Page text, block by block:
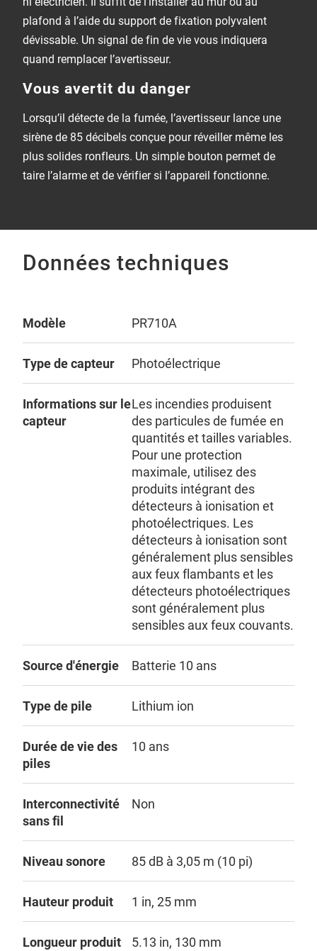
plafond à l’aide du support de fixation polyvalent
dévissable. Un signal de fin de vie vous indiquera
quand remplacer l’avertisseur.
Vous avertit du danger
Lorsqu’il détecte de la fumée, l’avertisseur lance une
sirène de 85 décibels conçue pour réveiller même les
plus solides ronfleurs. Un simple bouton permet de
taire l’alarme et de vérifier si l’appareil fonctionne.
Données techniques
Modèle PR710A
Type de capteur Photoélectrique
Informations sur le
capteur
Les incendies produisent
des particules de fumée en
quantités et tailles variables.
Pour une protection
maximale, utilisez des
produits intégrant des
détecteurs à ionisation et
photoélectriques. Les
détecteurs à ionisation sont
généralement plus sensibles
aux feux flambants et les
détecteurs photoélectriques
sont généralement plus
sensibles aux feux couvants.
Source d'énergie Batterie 10 ans
Type de pile Lithium ion
Durée de vie des
piles
10 ans
Interconnectivité
sans fil
Non
Niveau sonore 85 dB à 3,05 m (10 pi)
Hauteur produit 1 in, 25 mm
Longueur produit 5.13 in, 130 mm